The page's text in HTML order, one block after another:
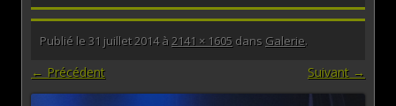
Publié le31 juillet 2014à2141 × 1605 dans Galerie.
← Précédent Suivant →